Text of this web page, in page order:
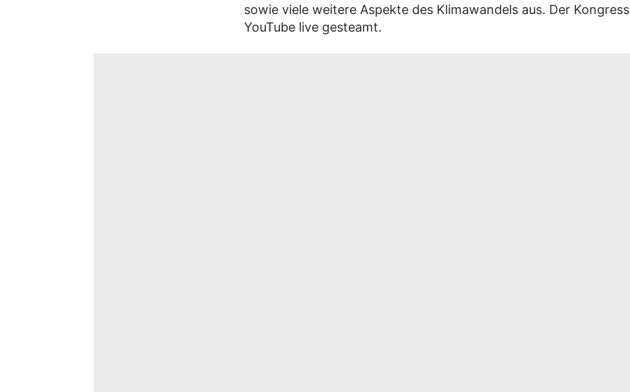
sowie viele weitere Aspekte des Klimawandels aus. Der
YouTube live gesteamt.